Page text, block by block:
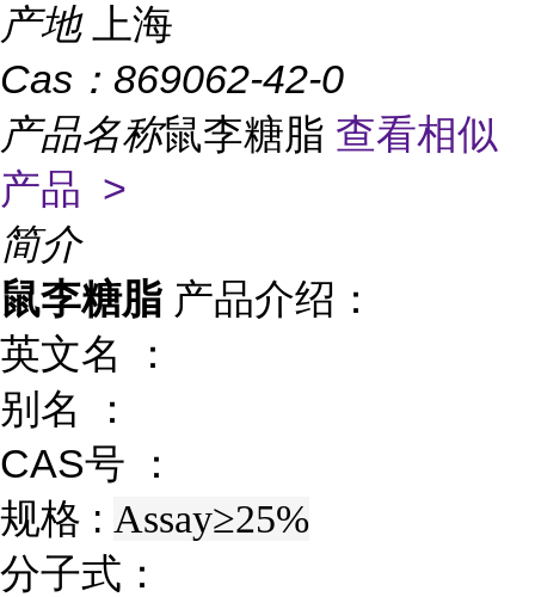
产地
上海
Cas： 869062-42-0
产品名称鼠李糖脂 查看相似
产品 >
简介
鼠李糖脂 产品介绍：
英文名 ：
别名 ：
CAS号 ：
规格 : Assay≥25%
分子式：